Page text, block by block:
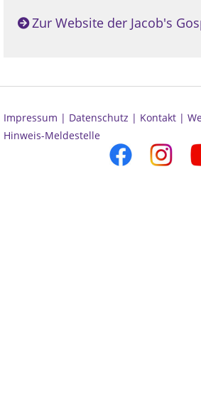
Zur Website der Jacob's
Impressum | Datenschutz | Kontakt |
Hinweis-Meldestelle